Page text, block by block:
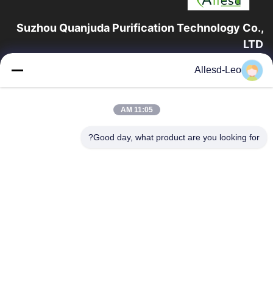
Suzhou Quanjuda Purification Technology Co.,
LTD
16 عامًا من الخبرة ، بصفتنا مصنعًا ومصدرًا رائدًا لمنتجات البيئة والتنمية
المستدامة وغرف الأبحاث ، فإننا نقدم مجموعة كاملة من معدات
الصفحة الرئيسية
منتجات
Allesd-Leo
11:05 AM
Good day, what product are you looking for?